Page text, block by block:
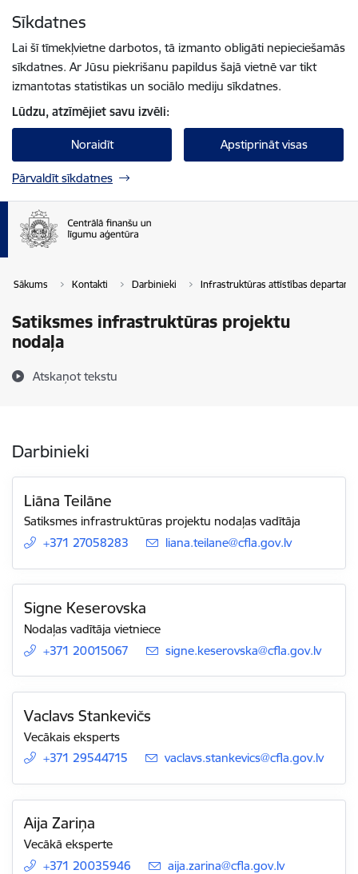
Sīkdatnes
Lai šī tīmekļvietne darbotos, tā izmanto obligāti nepieciešamās
sīkdatnes. Ar Jūsu piekrišanu papildus šajā vietnē var tikt
izmantotas statistikas un sociālo mediju sīkdatnes.
Lūdzu, atzīmējiet savu izvēli:
Noraidīt Apstiprināt visas
Pārvaldīt sīkdatnes
Sākums Kontakti Darbinieki Infrastruktūras attīstības
Satiksmes infrastruktūras projektu
nodaļa
Atskaņot tekstu
Darbinieki
Liāna Teilāne
Satiksmes infrastruktūras projektu nodaļas vadītāja
+371 27058283
E-pasts:
liana.teilane@cfla.gov.lv
Signe Keserovska
Nodaļas vadītāja vietniece
+371 20015067
E-pasts:
signe.keserovska@cfla.gov.lv
Vaclavs Stankevičs
Vecākais eksperts
+371 29544715
E-pasts:
vaclavs.stankevics@cfla.gov.lv
Aija Zariņa
Vecākā eksperte
+371 20035946
E-pasts:
aija.zarina@cfla.gov.lv